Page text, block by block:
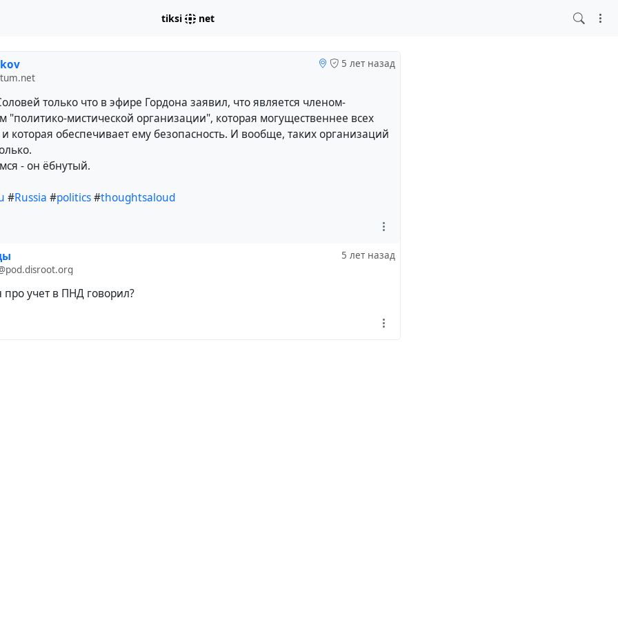
tiksi net
5 лет назад
только что в эфире Гордона заявил, что является членом-
"политико-мистической организации", которая могущественнее всех
которая обеспечивает ему безопасность. И вообще, таких организаций
- он ёбнутый.
#Russia #politics#thoughtsaloud
5 лет назад
про учет в ПНД говорил?